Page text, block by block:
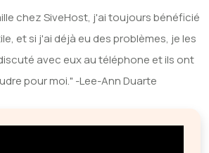
chez SiveHost, j'ai toujours bénéficié
et si j'ai déjà eu des problèmes, je les
avec eux au téléphone et ils ont
pour moi." -Lee-Ann Duarte